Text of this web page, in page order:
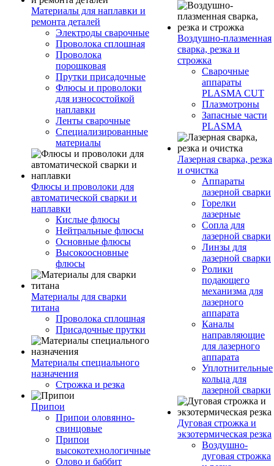
Материалы для наплавки и
ремонта деталей
Электроды сварочные
Проволока сплошная
Проволока
порошковая
Прутки присадочные
Флюсы и проволоки
для износостойкой
наплавки
Ленты сварочные
Специализированные
материалы
Флюсы и проволоки для
автоматической сварки и
наплавки
Кислые флюсы
Нейтральные флюсы
Основные флюсы
Высокоосновные
флюсы
Материалы для сварки
титана
Проволока сплошная
Присадочные прутки
Материалы специального
назначения
Строжка и резка
Припои
Припои оловянно-
свинцовые
Припои
высокотехнологичные
Олово и баббит
Воздушно-плазменная
сварка, резка и
строжка
Сварочные
аппараты
PLASMA CUT
Плазмотроны
Запасные части
PLASMA
Лазерная сварка, резка
и очистка
Аппараты
лазерной сварки
Горелки
лазерные
Сопла для
лазерной сварки
Линзы для
лазерной сварки
Ролики
подающего
механизма для
лазерного
аппарата
Каналы
направляющие
для лазерного
аппарата
Уплотнительные
кольца для
лазерной сварки
Дуговая строжка и
экзотермическая резка
Воздушно-
дуговая строжка